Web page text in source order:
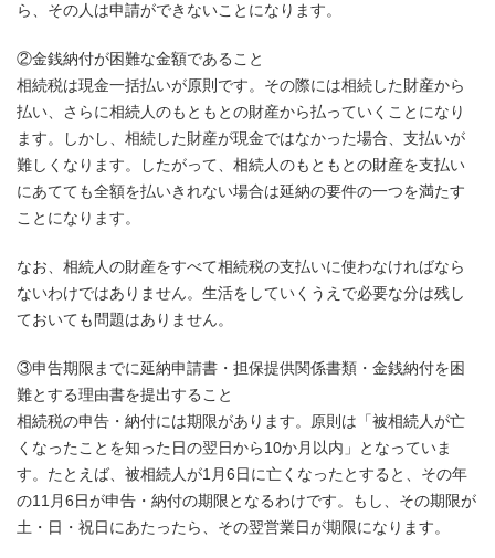
ら、その人は申請ができないことになります。
②金銭納付が困難な金額であること
相続税は現金一括払いが原則です。その際には相続した財産から
払い、さらに相続人のもともとの財産から払っていくことになり
ます。しかし、相続した財産が現金ではなかった場合、支払いが
難しくなります。したがって、相続人のもともとの財産を支払い
にあてても全額を払いきれない場合は延納の要件の一つを満たす
ことになります。
なお、相続人の財産をすべて相続税の支払いに使わなければなら
ないわけではありません。生活をしていくうえで必要な分は残し
ておいても問題はありません。
③申告期限までに延納申請書・担保提供関係書類・金銭納付を困
難とする理由書を提出すること
相続税の申告・納付には期限があります。原則は「被相続人が亡
くなったことを知った日の翌日から10か月以内」となっていま
す。たとえば、被相続人が1月6日に亡くなったとすると、その年
の11月6日が申告・納付の期限となるわけです。もし、その期限が
土・日・祝日にあたったら、その翌営業日が期限になります。